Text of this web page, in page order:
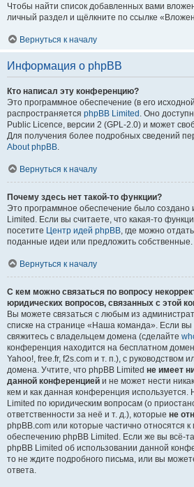
Чтобы найти список добавленных вами
личный раздел и щёлкните по ссылке
Вернуться к началу
Информация о phpBB
Кто написал эту конференцию?
Это программное обеспечение (в его
распространяется phpBB Limited . Оно
Public Licence, версии 2 (GPL-2.0) и может
Для получения более подробных сведений
About phpBB.
Вернуться к началу
Почему здесь нет такой-то функции?
Это программное обеспечение было создано
Limited. Если вы считаете, что какая-то
посетите Центр идей phpBB, где можно
поданные идеи или предложить собственные.
Вернуться к началу
С кем можно связаться по вопросу
юридических вопросов, связанных с этой
Вы можете связаться с любым из
списке на странице «Наша команда». Если вы
свяжитесь с владельцем домена (сделайте
конференция находится на бесплатном
Yahoo!, free.fr, f2s.com и т. п.), с руководством
домена. Учтите, что phpBB Limited не имеет
данной конференцией и не может нести
кем и как данная конференция
Limited по юридическим вопросам (о
ответственности за неё и т. д.), которые не
phpBB.com или которые частично относятся
обеспечению phpBB Limited. Если же вы всё-
phpBB Limited об использовании данной
то не ждите подробного письма, или вы
ответа.